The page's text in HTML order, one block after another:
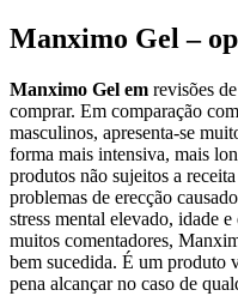
Manximo Gel –
Manximo Gel em revisões
comprar. Em comparação
masculinos, apresenta-se
forma mais intensiva, mais
produtos não sujeitos a
problemas de erecção
stress mental elevado, idade
muitos comentadores,
bem sucedida. É um produto
pena alcançar no caso de